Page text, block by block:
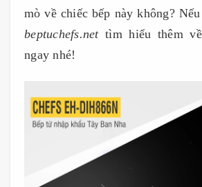
mò về chiếc bếp này không?
beptuchefs.nettìm hiểu thêm về
ngay nhé!